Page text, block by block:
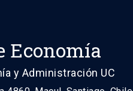
Economía
y Administración UC